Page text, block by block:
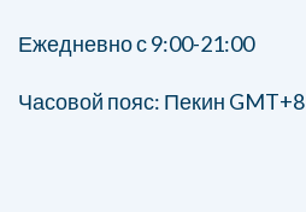
Ежедневно с 9:00-21:00
Часовой пояс: Пекин GMT+8